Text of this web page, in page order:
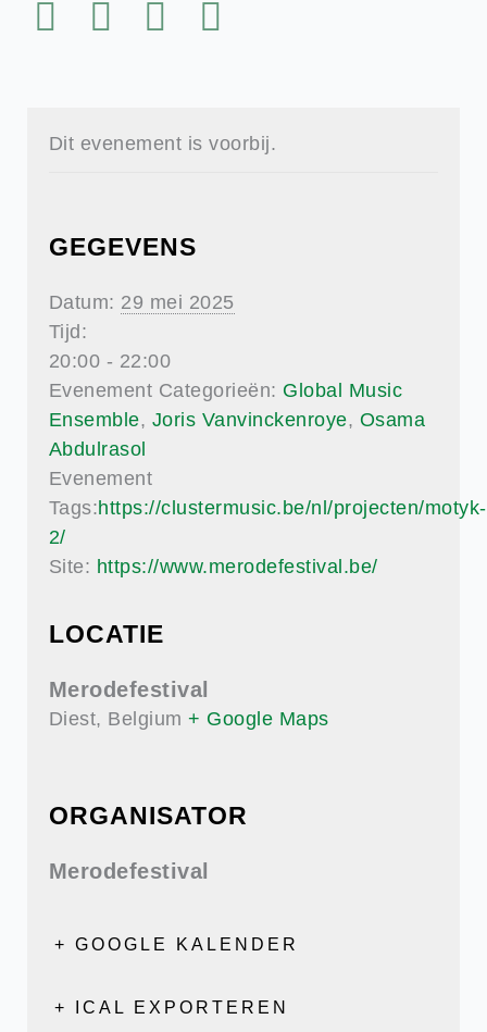
Dit evenement is voorbij.
GEGEVENS
Datum: 29 mei 2025
Tijd:
20:00 - 22:00
Evenement Categorieën: Global Music
Ensemble, Joris Vanvinckenroye, Osama
Abdulrasol
Evenement
Tags:https://clustermusic.be/nl/projecten/motyk-
2/
Site: https://www.merodefestival.be/
LOCATIE
Merodefestival
Diest, Belgium + Google Maps
ORGANISATOR
Merodefestival
+ GOOGLE KALENDER
+ ICAL EXPORTEREN